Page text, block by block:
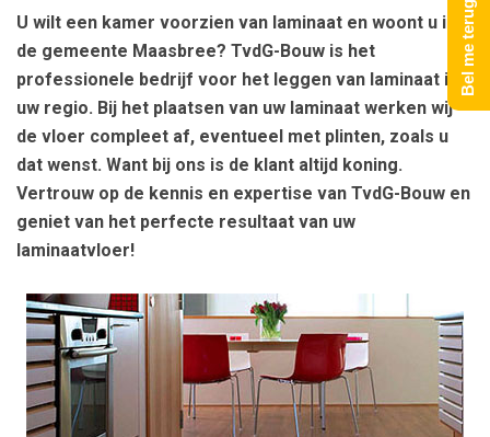
U wilt een kamer voorzien van laminaat en woont u in
de gemeente Maasbree? TvdG-Bouw is het
professionele bedrijf voor het leggen van laminaat in
uw regio. Bij het plaatsen van uw laminaat werken wij
de vloer compleet af, eventueel met plinten, zoals u
dat wenst. Want bij ons is de klant altijd koning.
Vertrouw op de kennis en expertise van TvdG-Bouw en
geniet van het perfecte resultaat van uw
laminaatvloer!
Bel me terug